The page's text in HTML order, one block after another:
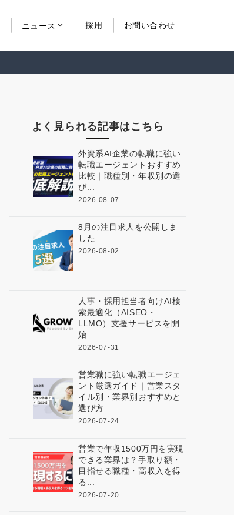
ニュース 採用 お問い合わせ
よく見られる記事はこちら
外資系AI企業の転職に強い
転職エージェントおすすめ
比較｜職種別・年収別の選
び...
2026-08-07
8月の注目求人を公開しま
した
2026-08-02
人事・採用担当者向けAI検
索最適化（AISEO・
LLMO）支援サービスを開
始
2026-07-31
営業職に強い転職エージェ
ント厳選ガイド｜営業スタ
イル別・業界別おすすめと
選び方
2026-07-24
営業で年収1500万円を実現
できる業界は？手取り額・
目指せる職種・高収入を得
る...
2026-07-20